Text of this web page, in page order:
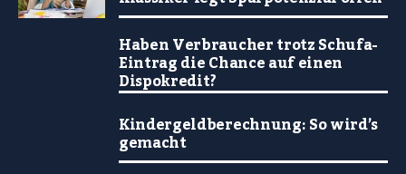
Haben Verbraucher trotz Schufa-
Eintrag die Chance auf einen
Dispokredit?
Kindergeldberechnung: So wird’s
gemacht